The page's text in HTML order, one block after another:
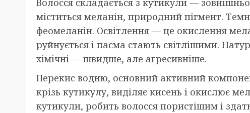
Волосся складається з кутикули —
міститься меланін, природний пігмент.
феомеланін. Освітлення — це окислення
руйнується і пасма стають світлішими.
хімічні — швидше, але агресивніше.
Перекис водню, основний активний
крізь кутикулу, виділяє кисень і окислює
кутикули, робить волосся пористішим і